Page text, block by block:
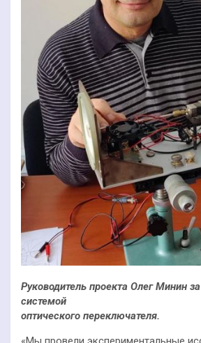
Руководитель проекта Олег Минин
системой
оптического переключателя.